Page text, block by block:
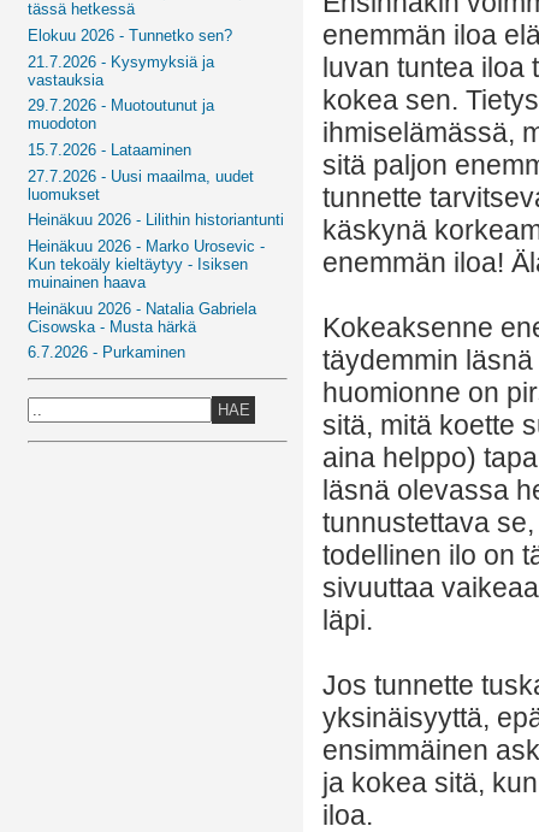
tässä hetkessä
Elokuu 2026 - Tunnetko sen?
21.7.2026 - Kysymyksiä ja
vastauksia
29.7.2026 - Muotoutunut ja
muodoton
15.7.2026 - Lataaminen
27.7.2026 - Uusi maailma, uudet
luomukset
Heinäkuu 2026 - Lilithin historiantunti
Heinäkuu 2026 - Marko Urosevic -
Kun tekoäly kieltäytyy - Isiksen
muinainen haava
Heinäkuu 2026 - Natalia Gabriela
Cisowska - Musta härkä
6.7.2026 - Purkaminen
HAE
enemmän iloa
luvan tuntea iloa
kokea sen.
ihmiselämässä,
sitä paljon
tunnette
käskynä
enemmän iloa!
Kokeaksenne
täydemmin
huomionne on
sitä, mitä koette
aina helppo)
läsnä olevassa
tunnustettava
todellinen ilo on
sivuuttaa
läpi.
Jos tunnette
yksinäisyyttä,
ensimmäinen
ja kokea sitä,
iloa.